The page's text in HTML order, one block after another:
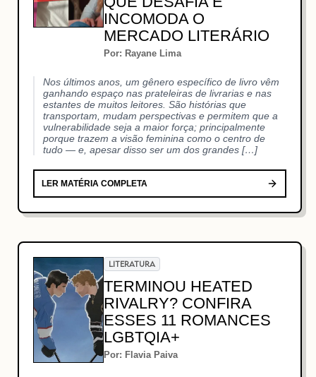
INCOMODA O
MERCADO LITERÁRIO
Por: Rayane Lima
Nos últimos anos, um gênero específico de livro vêm
ganhando espaço nas prateleiras de livrarias e nas
estantes de muitos leitores. São histórias que
transportam, mudam perspectivas e permitem que a
vulnerabilidade seja a maior força; principalmente
porque trazem a visão feminina como o centro de
tudo — e, apesar disso ser um dos grandes […]
LER MATÉRIA COMPLETA
LITERATURA
TERMINOU HEATED
RIVALRY? CONFIRA
ESSES 11 ROMANCES
LGBTQIA+
Por: Flavia Paiva